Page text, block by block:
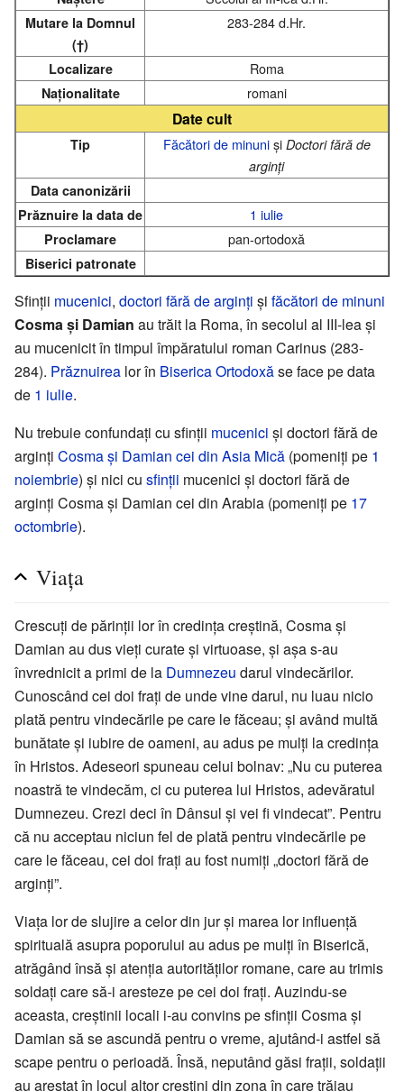
Mutare la Domnul
(†)
283-284 d.Hr.
Localizare Roma
Naționalitate romani
Date cult
Tip Făcători de minuniși Doctori fără de
arginți
Data canonizării
Prăznuire la data de
1 iulie
Proclamare pan-ortodoxă
Biserici patronate
Sfinții mucenici, doctori fără de arginți și făcători de minuni
Cosma și Damian au trăit la Roma, în secolul al III-lea și
au mucenicit în timpul împăratului roman Carinus (283-
284). Prăznuirea lor în Biserica Ortodoxăse face pe data
de 1 iulie.
Nu trebuie confundați cu sfinții mucenici și doctori fără de
arginți Cosma și Damian cei din Asia Mică (pomeniți pe 1
noiembrie) și nici cu sfinții mucenici și doctori fără de
arginți Cosma și Damian cei din Arabia (pomeniți pe 17
octombrie).
Viața
Crescuți de părinții lor în credința creștină, Cosma și
Damian au dus vieți curate și virtuoase, și așa s-au
învrednicit a primi de la Dumnezeu darul vindecărilor.
Cunoscând cei doi frați de unde vine darul, nu luau nicio
plată pentru vindecările pe care le făceau; și având multă
bunătate și iubire de oameni, au adus pe mulți la credința
în Hristos. Adeseori spuneau celui bolnav: „Nu cu puterea
noastră te vindecăm, ci cu puterea lui Hristos, adevăratul
Dumnezeu. Crezi deci în Dânsul și vei fi vindecat”. Pentru
că nu acceptau niciun fel de plată pentru vindecările pe
care le făceau, cei doi frați au fost numiți „doctori fără de
arginți”.
Viața lor de slujire a celor din jur și marea lor influență
spirituală asupra poporului au adus pe mulți în Biserică,
atrăgând însă și atenția autorităților romane, care au trimis
soldați care să-i aresteze pe cei doi frați. Auzindu-se
aceasta, creștinii locali i-au convins pe sfinții Cosma și
Damian să se ascundă pentru o vreme, ajutând-i astfel să
scape pentru o perioadă. Însă, neputând găsi frații, soldații
au arestat în locul altor creștini din zona în care trăiau